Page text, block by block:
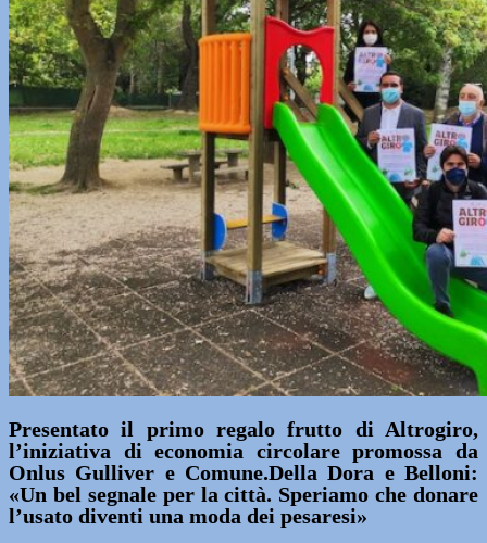
Presentato il primo regalo frutto di Altrogiro,
l’iniziativa di economia circolare promossa da
Onlus Gulliver e Comune.Della Dora e Belloni:
«Un bel segnale per la città. Speriamo che donare
l’usato diventi una moda dei pesaresi»